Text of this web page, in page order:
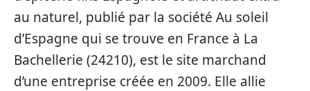
au naturel, publié par la société Au soleil
d’Espagne qui se trouve en France à La
Bachellerie (24210), est le site marchand
d’une entreprise créée en 2009. Elle allie